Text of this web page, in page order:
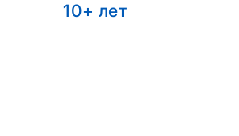
10+ лет